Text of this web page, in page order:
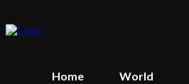
Home World